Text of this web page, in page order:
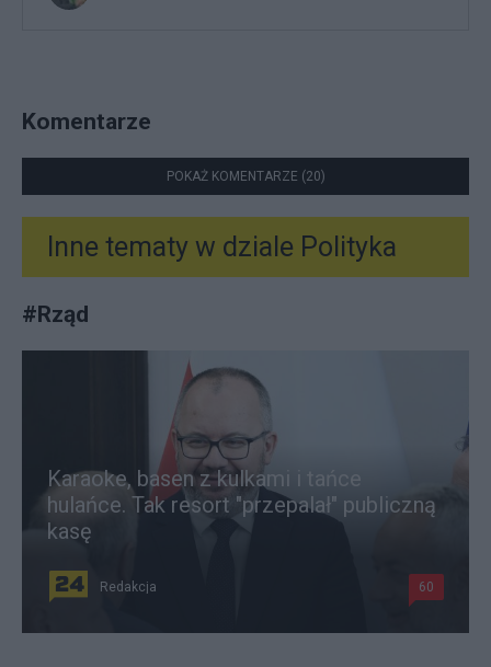
Komentarze
POKAŻ KOMENTARZE (20)
Inne tematy w dziale Polityka
#Rząd
Karaoke, basen z kulkami i tańce
hulańce. Tak resort "przepalał" publiczną
kasę
Redakcja 60